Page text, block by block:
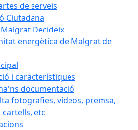
de serveis
Ciutadana
Decideix
energètica de Malgrat de
i característiques
documentació
fotografies, vídeos, premsa,
cartells, etc